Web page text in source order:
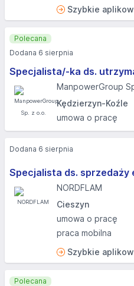
Szybkie
Specjalista/-ka ds.
ManpowerGroup
Kędzierzyn-Koźle
umowa o pracę
Polecana
Dodana 6 sierpnia
Specjalista ds. sprzedaży
NORDFLAM
Cieszyn
umowa o pracę
praca mobilna
Szybkie
Dodana 6 sierpnia
Polecana